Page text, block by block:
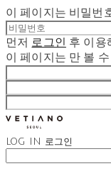
이 페이지는 비밀번
먼저 로그인 후 이용
이 페이지는 만 볼
LOG IN 로그인